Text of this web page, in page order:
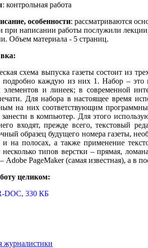
: контрольная работа
особенности: рассматриваются
при написании работы послужили
Объем материала - 5 страниц.
схема выпуска газеты состоит из
подробно каждую из них 1. Набор – это
элементов и линеек; в современной
Для набора в настоящее время
на них соответствующим
в компьютер. Для этого
входят, прежде всего, текстовый
образец будущего номера газеты,
на полосах, а также применение
несколько типов верстки – прямая,
Adobe PageMaker (самая известная), а в
целиком:
DOC, 330 КБ
журналистики